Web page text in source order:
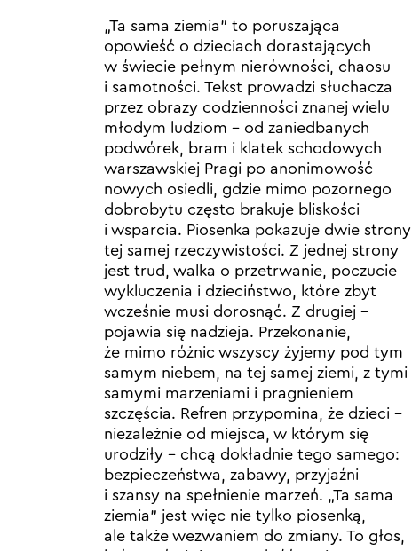
„Ta sama ziemia” to poruszająca
opowieść o dzieciach dorastających
w świecie pełnym nierówności, chaosu
i samotności. Tekst prowadzi słuchacza
przez obrazy codzienności znanej wielu
młodym ludziom – od zaniedbanych
podwórek, bram i klatek schodowych
warszawskiej Pragi po anonimowość
nowych osiedli, gdzie mimo pozornego
dobrobytu często brakuje bliskości
i wsparcia. Piosenka pokazuje dwie strony
tej samej rzeczywistości. Z jednej strony
jest trud, walka o przetrwanie, poczucie
wykluczenia i dzieciństwo, które zbyt
wcześnie musi dorosnąć. Z drugiej –
pojawia się nadzieja. Przekonanie,
że mimo różnic wszyscy żyjemy pod tym
samym niebem, na tej samej ziemi, z tymi
samymi marzeniami i pragnieniem
szczęścia. Refren przypomina, że dzieci –
niezależnie od miejsca, w którym się
urodziły – chcą dokładnie tego samego:
bezpieczeństwa, zabawy, przyjaźni
i szansy na spełnienie marzeń. „Ta sama
ziemia” jest więc nie tylko piosenką,
ale także wezwaniem do zmiany. To głos,